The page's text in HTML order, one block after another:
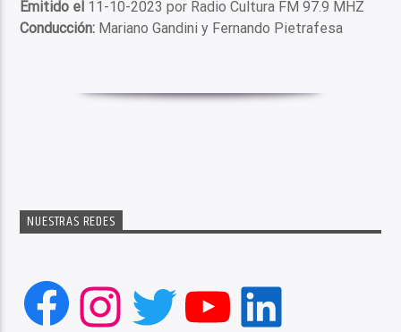
Emitido el 11-10-2023 por Radio Cultura FM 97.9 MHZ
Conducción: Mariano Gandini y Fernando Pietrafesa
NUESTRAS REDES
Facebook
Instagram
Twitter
YouTube
LinkedIn